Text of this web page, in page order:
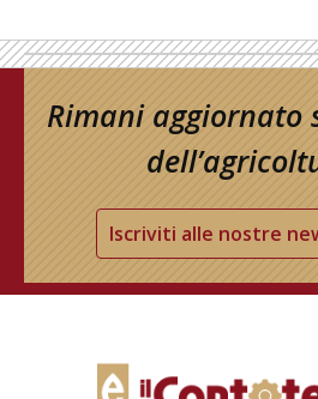
Rimani aggiornato
Iscriviti alle nostre